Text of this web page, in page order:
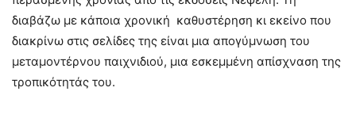
διαβάζω με κάποια χρονική καθυστέρηση κι εκείνο που
διακρίνω στις σελίδες της είναι μια απογύμνωση του
μεταμοντέρνου παιχνιδιού, μια εσκεμμένη απίσχναση της
τροπικότητάς του.